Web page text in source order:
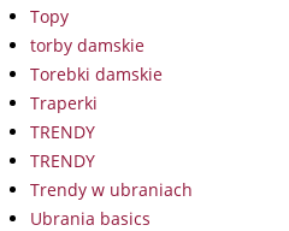
Topy
torby damskie
Torebki damskie
Traperki
TRENDY
TRENDY
Trendy w ubraniach
Ubrania basics